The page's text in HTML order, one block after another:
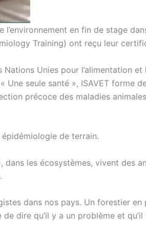
en fin de stage
Training) ont reçu leur
Unies pour l’alimentation et
Une seule santé », ISAVET forme
précoce des maladies
de terrain.
dans les écosystèmes, vivent des
dans nos pays. Un forestier
dire qu’il y a un problème et